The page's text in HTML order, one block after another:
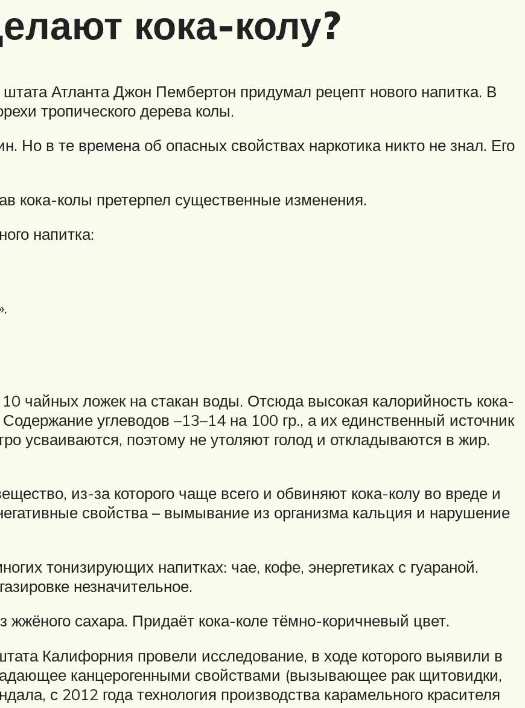
кока-колу?
Атланта Джон Пембертон придумал рецепт нового напитка. В
тропического дерева колы.
Но в те времена об опасных свойствах наркотика никто не знал. Его
кока-колы претерпел существенные изменения.
напитка:
чайных ложек на стакан воды. Отсюда высокая калорийность кока-
углеводов –13–14 на 100 гр., а их единственный источник
усваиваются, поэтому не утоляют голод и откладываются в жир.
из-за которого чаще всего и обвиняют кока-колу во вреде и
свойства – вымывание из организма кальция и нарушение
тонизирующих напитках: чае, кофе, энергетиках с гуараной.
незначительное.
жжёного сахара. Придаёт кока-коле тёмно-коричневый цвет.
Калифорния провели исследование, в ходе которого выявили в
канцерогенными свойствами (вызывающее рак щитовидки,
с 2012 года технология производства карамельного красителя